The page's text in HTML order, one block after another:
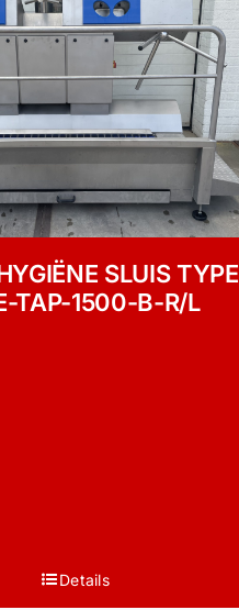
SLUIS TYPE
TAP-1500-B-R/L
Details